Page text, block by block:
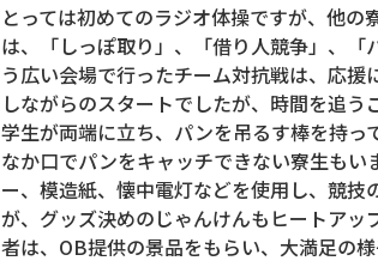
とっては初めてのラジオ体操ですが、他
は、「しっぽ取り」、「借り人競争」、
う広い会場で行ったチーム対抗戦は、応
しながらのスタートでしたが、時間を追
学生が両端に立ち、パンを吊るす棒を持
なか口でパンをキャッチできない寮生も
ー、模造紙、懐中電灯などを使用し、競
が、グッズ決めのじゃんけんもヒートア
者は、OB提供の景品をもらい、大満足の様